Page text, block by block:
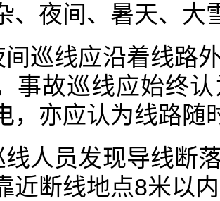
、夜间、暑天、大
间巡线应沿着线路
事故巡线应始终
，亦应认为线路随
线人员发现导线断
近断线地点8米以